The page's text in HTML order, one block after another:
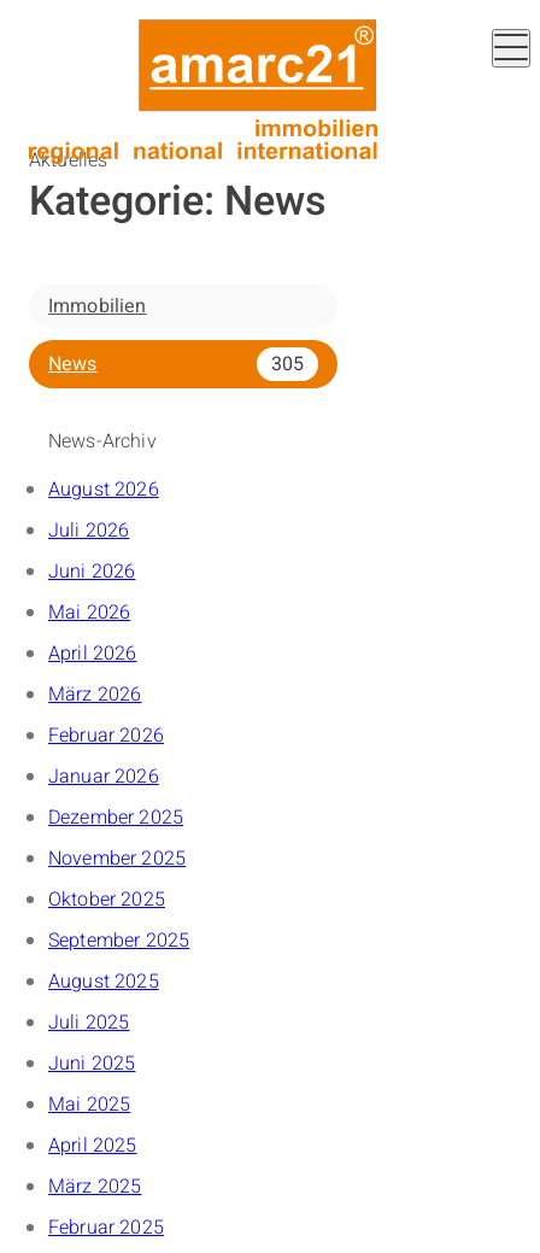
Aktuelles
Kategorie: News
Immobilien
News
305
News-Archiv
August 2026
Juli 2026
Juni 2026
Mai 2026
April 2026
März 2026
Februar 2026
Januar 2026
Dezember 2025
November 2025
Oktober 2025
September 2025
August 2025
Juli 2025
Juni 2025
Mai 2025
April 2025
März 2025
Februar 2025